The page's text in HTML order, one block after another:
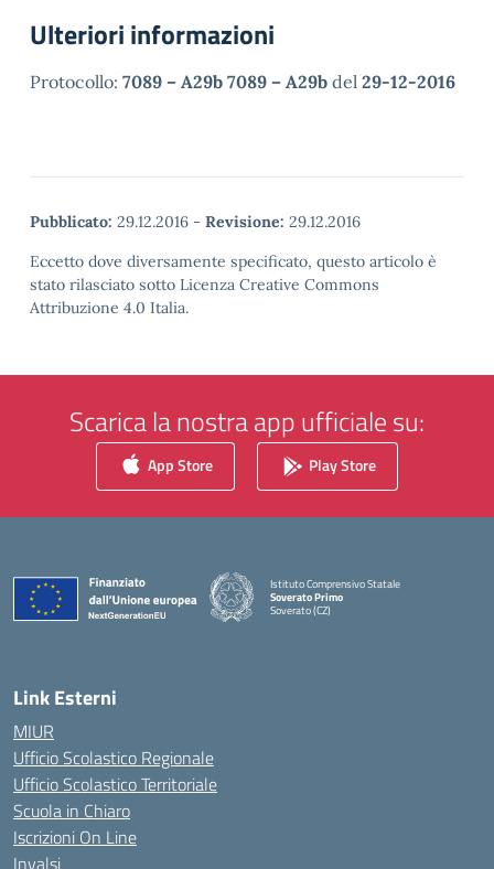
Ulteriori informazioni
Protocollo: 7089 – A29b 7089 – A29b del 29-12-2016
Pubblicato: 29.12.2016 - Revisione: 29.12.2016
Eccetto dove diversamente specificato, questo articolo è
stato rilasciato sotto Licenza Creative Commons
Attribuzione 4.0 Italia.
Scarica la nostra app ufficiale su:
App Store Play Store
Istituto Comprensivo Statale
Soverato Primo
Soverato (CZ)
Link Esterni
MIUR
Ufficio Scolastico Regionale
Ufficio Scolastico Territoriale
Scuola in Chiaro
Iscrizioni On Line
Invalsi